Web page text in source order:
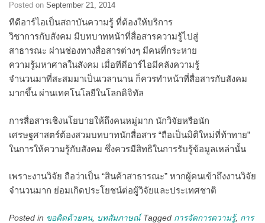
Posted on September 21, 2014
ทีดีอาร์ไอเป็นสถาบันความรู้ ที่ต้องให้บริการ
วิชาการกับสังคม มีบทบาทหน้าที่สื่อสารความรู้ไปสู่
สาธารณะ ผ่านช่องทางสื่อสารต่างๆ มีคนที่กระหาย
ความรู้มหาศาลในสังคม เมื่อทีดีอาร์ไอมีคลังความรู้
จำนวนมาที่สะสมมาเป็นเวลานาน ก็ควรทำหน้าที่สื่อสารกับสังคม
มากขึ้น ผ่านเทคโนโลยีในโลกดิจิทัล
การสื่อสารเชิงนโยบายให้ถึงคนหมู่มาก นักวิจัยหรือนัก
เศรษฐศาสตร์ต้องสวมบทบาทนักสื่อสาร “ถือเป็นมิติใหม่ที่ท้าทาย”
ในการให้ความรู้กับสังคม ซึ่งควรมีสิทธิในการรับรู้ข้อมูลเหล่านั้น
เพราะงานวิจัย ถือว่าเป็น “สินค้าสาธารณะ” หากผู้คนเข้าถึงงานวิจัย
จำนวนมาก ย่อมเกิดประโยชน์ต่อผู้วิจัยและประเทศชาติ
Posted in ขอคิดด้วยคน, บทสัมภาษณ์ Tagged การจัดการความรู้, การ